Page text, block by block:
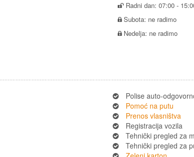
Radni dan: 07:00 -
Subota: ne radimo
Nedelja: ne radimo
Polise auto-
Pomoć na putu
Prenos vlasništva
Registracija vozila
Tehnički pregled za
Tehnički pregled za